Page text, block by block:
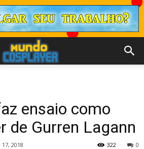
ensaio como
de Gurren Lagann
2018 0
322